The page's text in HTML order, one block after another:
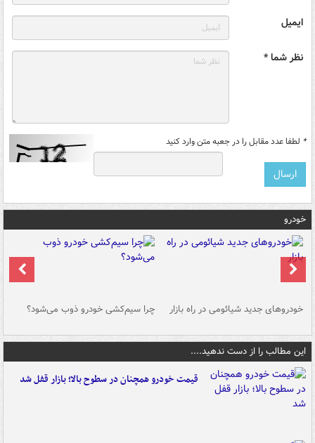
ایمیل
نظر شما *
* لطفا عدد مقابل را در جعبه متن وارد کنید
خودرو
خودروهای جدید شیائومی در راه بازار چرا سیم‌کشی خودرو ذوب می‌شود؟
این مطالب را از دست ندهید....
قیمت خودرو همچنان در سطوح بالا؛ بازار قفل شد